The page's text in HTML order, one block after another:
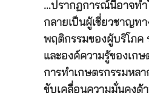
…ปรากฏการณ์นี้อาจทำ
กลายเป็นผู้เชี่ยวชาญทา
พฤติกรรมของผู้บริโภค
และองค์ความรู้ของเก
การทำเกษตรกรรมหล
ขับเคลื่อนความมั่นคงด้